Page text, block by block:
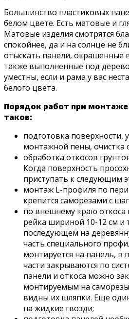
Большинство пластиковых
белом цвете. Есть матовые и
Матовые изделия смотрятся
спокойнее, да и на солнце не
отыскать панели, окрашенные
также выполненные под
уместны, если и рама у вас
белого цвета.
Порядок работ при
таков:
подготовка поверхности,
монтажной пены, очистка
обработка откосов
Когда поверхность
приступать к следующим
монтаж L-профиля по
крепится саморезами с
по внешнему краю откоса
рейка шириной 10-12 см
последующем на
часть специального
монтируется на панель,
части закрываются по
панели и откоса можно
монтируемым на
видны их шляпки. Еще
на жидкие гвозди;